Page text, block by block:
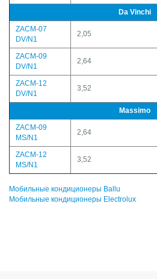
Da Vinchi
ZACM-07
DV/N1
2,05
ZACM-09
DV/N1
2,64
ZACM-12
DV/N1
3,52
Massimo
ZACM-09
MS/N1
2,64
ZACM-12
MS/N1
3,52
Мобильные кондиционеры Ballu
Мобильные кондиционеры Electrolux